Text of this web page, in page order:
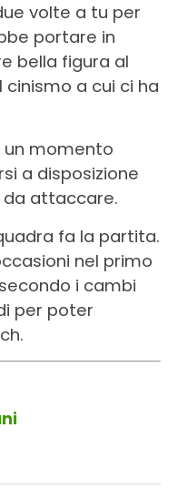
volte a tu per
portare in
bella figura al
a cui ci ha
un momento
a disposizione
da attaccare.
fa la partita.
nel primo
i cambi
per poter